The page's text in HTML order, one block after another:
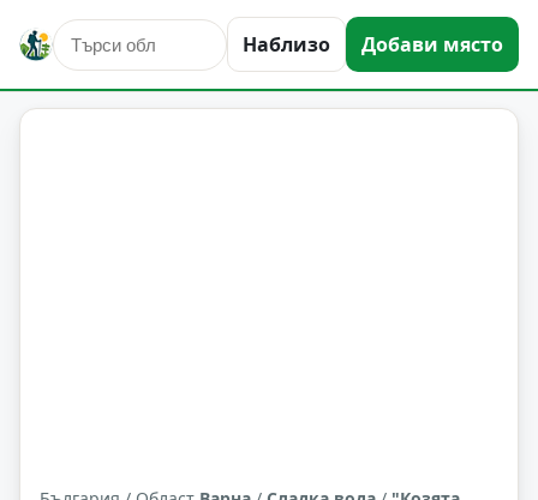
Наблизо Добави място
природни забележителности
Сладка вода
Област: Варна